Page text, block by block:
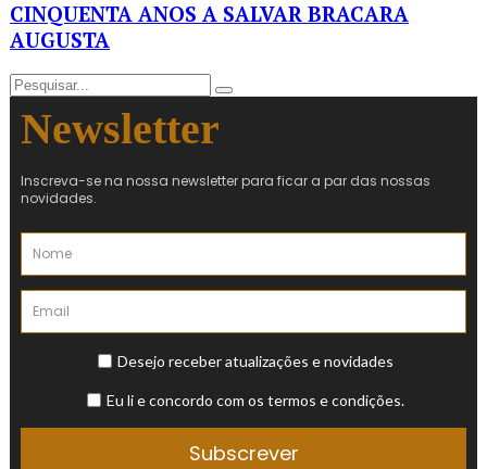
CINQUENTA ANOS A SALVAR BRACARA
AUGUSTA